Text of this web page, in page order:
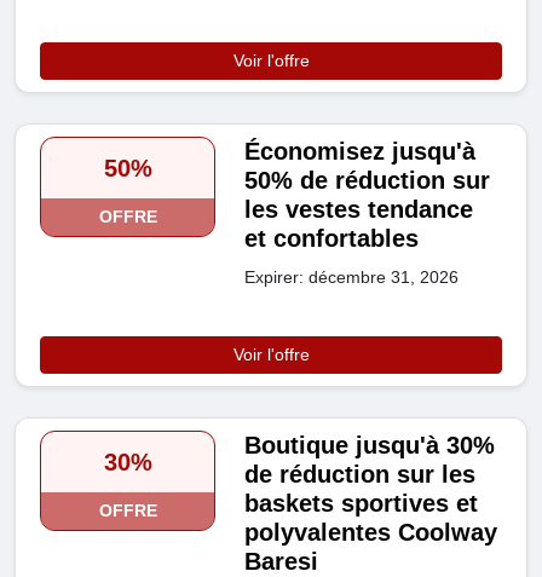
Voir l'offre
50%
OFFRE
Économisez jusqu'à
50% de réduction sur
les vestes tendance
et confortables
Expirer: décembre 31, 2026
Voir l'offre
30%
OFFRE
Boutique jusqu'à 30%
de réduction sur les
baskets sportives et
polyvalentes Coolway
Baresi